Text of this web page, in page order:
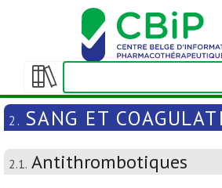
Afficher/masquer
la
table
matières
2. SANG ET
2.1. Antithrombotiques